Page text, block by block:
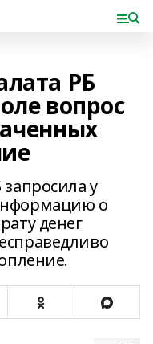
РБ
вопрос
у
о
денег